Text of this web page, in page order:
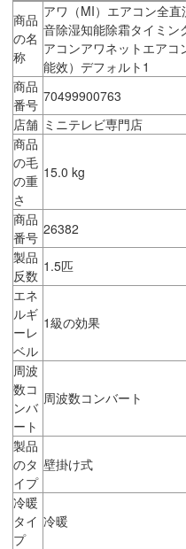
商品
の名
称
アワ（MI）エアコン全
音除湿知能除霜タイミン
アコンアワネットエア
能效）デフォルト1
商品
番号 70499900763
店舗 ミニテレビ専門店
商品
の毛
の重
さ
15.0 kg
商品
番号 26382
製品
反数
1.5匹
エネ
ルギ
ーレ
ベル
1級の効果
周波
数コ
ンバ
ート
周波数コンバート
製品
のタ
イプ
壁掛け式
冷暖
タイ
プ
冷暖